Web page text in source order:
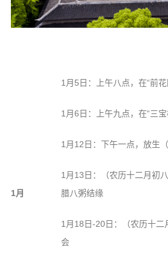
弘法书籍
西园法讯
观世音热线
观自在禅修营
学报论集
1月
1月5日：上午八点，在“前
1月6日：上午九点，在“三
1月12日：下午一点，放生（
1月13日：（农历十二月初
腊八粥结缘
1月18日-20日：（农历十
会